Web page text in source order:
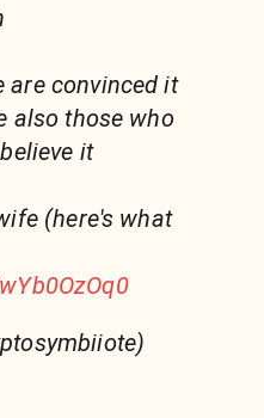
convinced it
also those who
it
(here's what